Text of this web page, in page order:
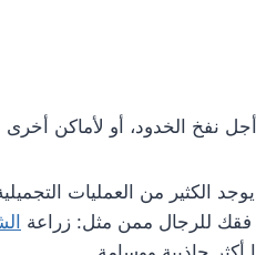
أجل نفخ الخدود، أو لأماكن
الكثير من العمليات
فقك للرجال ممن مثل: زراعة